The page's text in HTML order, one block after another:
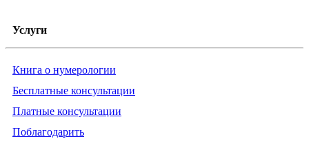
Услуги
Книга о нумерологии
Бесплатные консультации
Платные консультации
Поблагодарить